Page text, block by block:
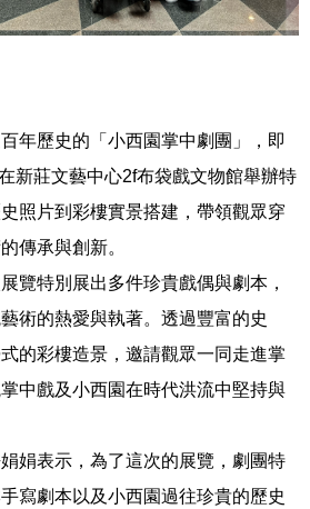
年歷史的「小西園掌中劇團」，即
新莊文藝中心2f布袋戲文物館舉辦特
照片到彩樓實景搭建，帶領觀眾穿
傳承與創新。
覽特別展出多件珍貴戲偶與劇本，
術的熱愛與執著。透過豐富的史
的彩樓造景，邀請觀眾一同走進掌
中戲及小西園在時代洪流中堅持與
娟表示，為了這次的展覽，劇團特
寫劇本以及小西園過往珍貴的歷史